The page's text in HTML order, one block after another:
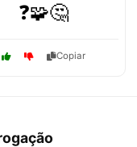
❓🧩🤔
Copiar